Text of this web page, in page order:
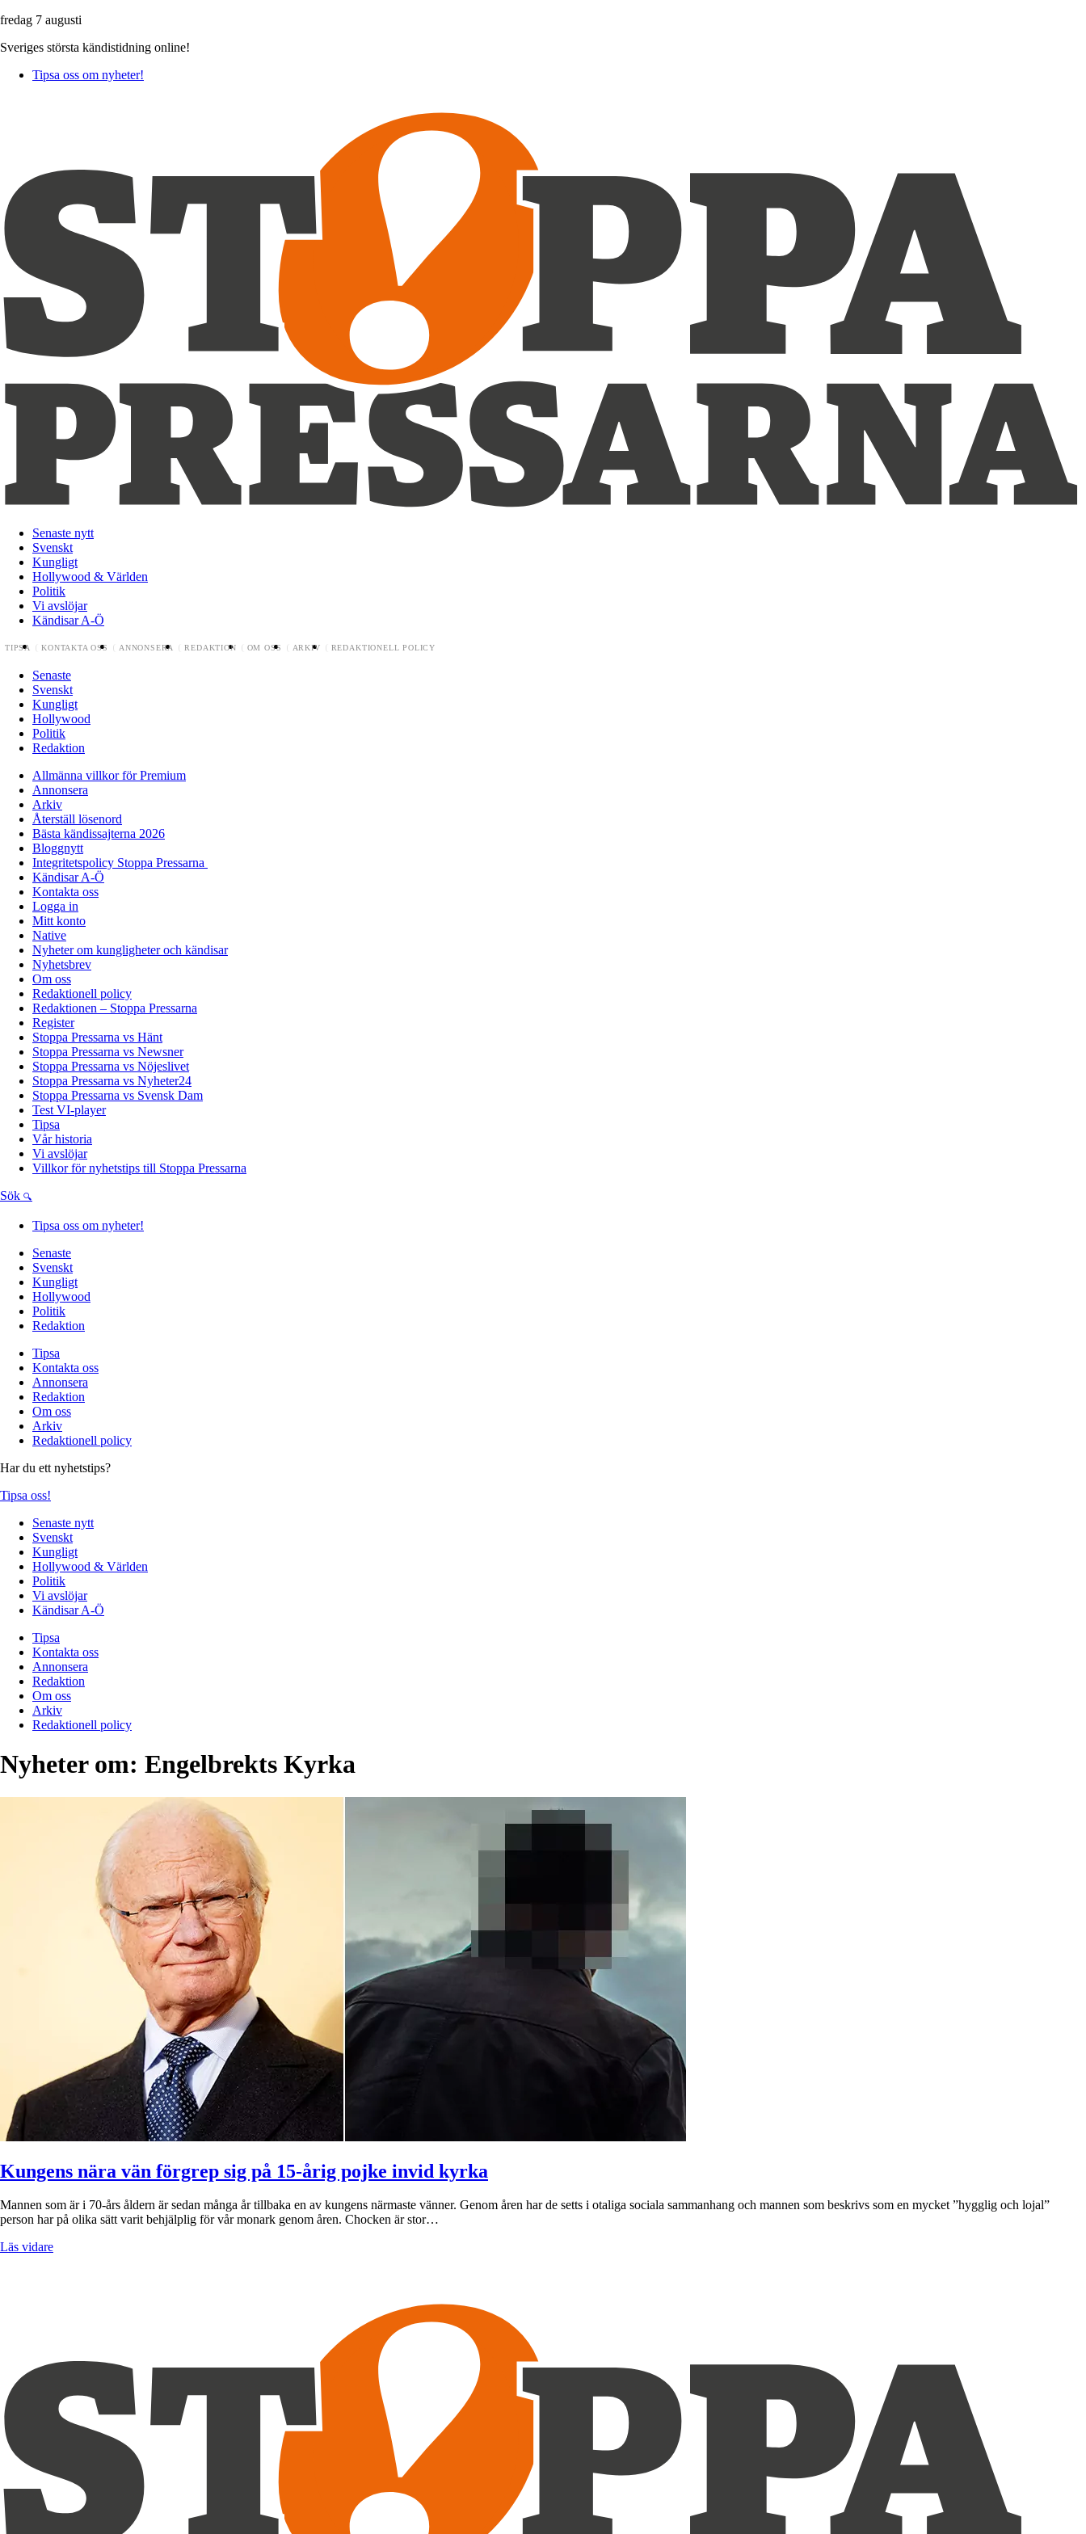
fredag 7 augusti
Sveriges största kändistidning online!
Tipsa oss om nyheter!
Senaste nytt
Svenskt
Kungligt
Hollywood & Världen
Politik
Vi avslöjar
Kändisar A-Ö
TIPSA KONTAKTA OSS ANNONSERA REDAKTION OM OSS ARKIV REDAKTIONELL POLICY
Senaste
Svenskt
Kungligt
Hollywood
Politik
Redaktion
Allmänna villkor för Premium
Annonsera
Arkiv
Återställ lösenord
Bästa kändissajterna 2026
Bloggnytt
Integritetspolicy Stoppa Pressarna
Kändisar A-Ö
Kontakta oss
Logga in
Mitt konto
Native
Nyheter om kungligheter och kändisar
Nyhetsbrev
Om oss
Redaktionell policy
Redaktionen – Stoppa Pressarna
Register
Stoppa Pressarna vs Hänt
Stoppa Pressarna vs Newsner
Stoppa Pressarna vs Nöjeslivet
Stoppa Pressarna vs Nyheter24
Stoppa Pressarna vs Svensk Dam
Test VI-player
Tipsa
Vår historia
Vi avslöjar
Villkor för nyhetstips till Stoppa Pressarna
Sök
Tipsa oss om nyheter!
Senaste
Svenskt
Kungligt
Hollywood
Politik
Redaktion
Tipsa
Kontakta oss
Annonsera
Redaktion
Om oss
Arkiv
Redaktionell policy
Har du ett nyhetstips?
Tipsa oss!
Senaste nytt
Svenskt
Kungligt
Hollywood & Världen
Politik
Vi avslöjar
Kändisar A-Ö
Tipsa
Kontakta oss
Annonsera
Redaktion
Om oss
Arkiv
Redaktionell policy
Nyheter om: Engelbrekts Kyrka
Kungens nära vän förgrep sig på 15-årig pojke invid kyrka
Mannen som är i 70-års åldern är sedan många år tillbaka en av kungens närmaste vänner. Genom åren har de setts i otaliga sociala sammanhang och mannen som beskrivs som en mycket ”hygglig och lojal”
person har på olika sätt varit behjälplig för vår monark genom åren. Chocken är stor…
Läs vidare